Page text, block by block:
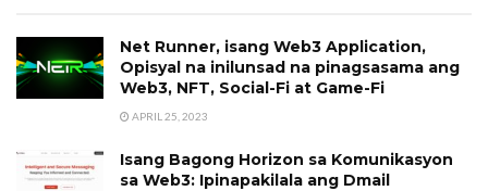
Net Runner, isang Web3 Application,
Opisyal na inilunsad na pinagsasama ang
Web3, NFT, Social-Fi at Game-Fi
APRIL 25, 2023
Isang Bagong Horizon sa Komunikasyon
sa Web3: Ipinapakilala ang Dmail